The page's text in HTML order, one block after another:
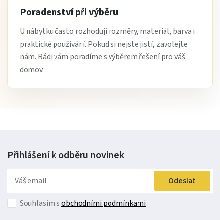
Poradenství při výběru
U nábytku často rozhodují rozměry, materiál, barva i
praktické používání. Pokud si nejste jistí, zavolejte
nám. Rádi vám poradíme s výběrem řešení pro váš
domov.
Přihlášení k odběru novinek
Odeslat
Souhlasím sobchodními podmínkami